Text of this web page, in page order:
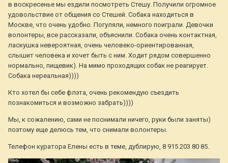
в воскресенье мы ездили посмотреть Стешу. Получили огромное
удовольствие от общения со Стешей. Собака находиться в
Москве, что очень удобно. Погуляли, немного поиграли. Девочки
волонтеры, все рассказали, объяснили. Собака очень контактная,
ласкушка невероятная, очень человеко-ориентированная,
слышит человека и хочет быть с ним. Ходит рядом совершенно
нормально, пищевик). На мимо проходящих собак не реагирует.
Собака нереальная))))
Кто хотел бы себе флэта, очень рекомендую съездить
познакомиться и возможно забрать))))
Мы, к сожалению, сами не поснимали ничего, руки были заняты)
поэтому еще делюсь тем, что снимали волонтеры.
Телефон куратора Елены есть в теме, дублирую, 8 915 203 80 85.